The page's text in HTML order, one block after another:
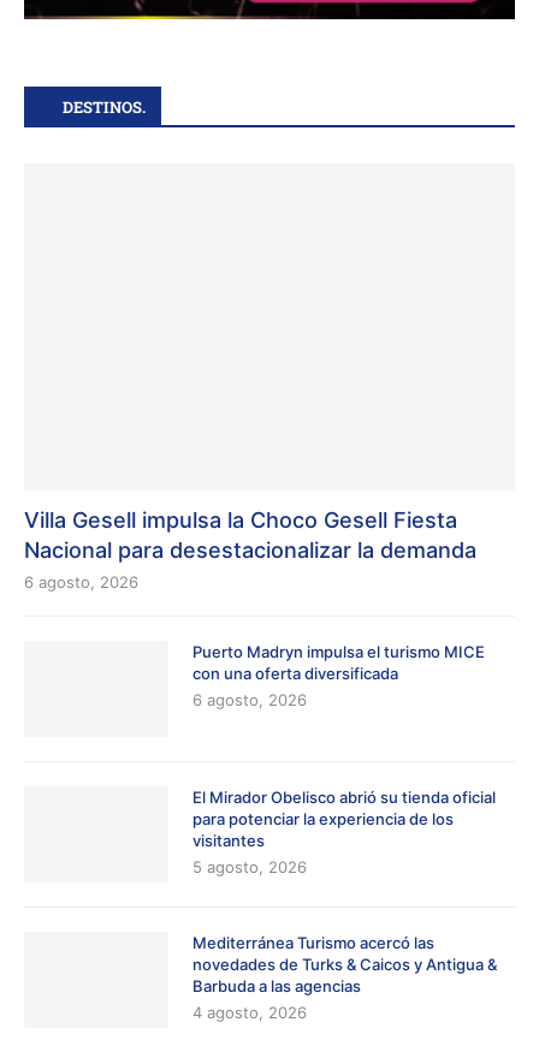
DESTINOS.
Villa Gesell impulsa la Choco Gesell Fiesta
Nacional para desestacionalizar la demanda
6 agosto, 2026
Puerto Madryn impulsa el turismo MICE
con una oferta diversificada
6 agosto, 2026
El Mirador Obelisco abrió su tienda oficial
para potenciar la experiencia de los
visitantes
5 agosto, 2026
Mediterránea Turismo acercó las
novedades de Turks & Caicos y Antigua &
Barbuda a las agencias
4 agosto, 2026